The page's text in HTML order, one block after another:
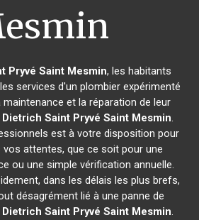
Pryvé Saint Mesmin, les habitants
services d'un plombier expérimenté
et la réparation de leur
Saint Pryvé Saint Mesmin.
est à votre disposition pour
attentes, que ce soit pour une
ou une simple vérification annuelle.
dans les délais les plus brefs,
désagrément lié à une panne de
Saint Pryvé Saint Mesmin.